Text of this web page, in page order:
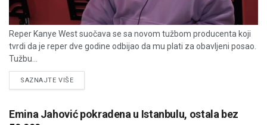
Reper Kanye West suočava se sa novom tužbom producenta koji
tvrdi da je reper dve godine odbijao da mu plati za obavljeni posao.
Tužbu...
SAZNAJTE VIŠEDETAILS
Emina Jahović pokradena u Istanbulu, ostala bez